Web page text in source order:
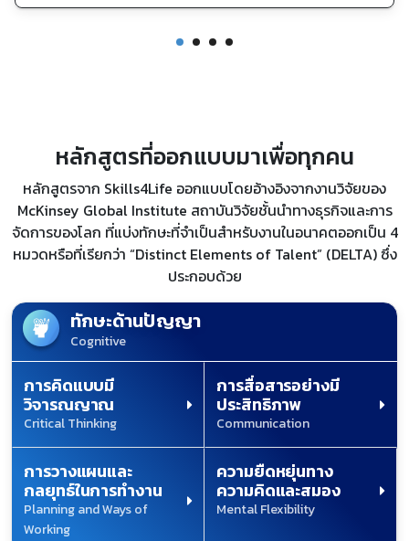
หลักสูตรที่ออกแบบมาเพื่อทุกคน
หลักสูตรจาก Skills4Life ออกแบบโดยอ้างอิงจากงานวิจัยของ
McKinsey Global Institute สถาบันวิจัยชั้นนำทางธุรกิจและการ
จัดการของโลก ที่แบ่งทักษะที่จำเป็นสำหรับงานในอนาคตออกเป็น 4
หมวดหรือที่เรียกว่า “Distinct Elements of Talent” (DELTA) ซึ่ง
ประกอบด้วย
ทักษะด้านปัญญา
Cognitive
การคิดแบบมี
วิจารณญาณ
Critical Thinking
การสื่อสารอย่างมี
ประสิทธิภาพ
Communication
การวางแผนและ
กลยุทธ์ในการทำงาน
Planning and Ways of
Working
ความยืดหยุ่นทาง
ความคิดและสมอง
Mental Flexibility